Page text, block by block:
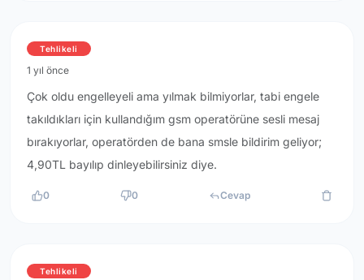
Tehlikeli
1 yıl önce
Çok oldu engelleyeli ama yılmak bilmiyorlar, tabi engele
takıldıkları için kullandığım gsm operatörüne sesli mesaj
bırakıyorlar, operatörden de bana smsle bildirim geliyor;
4,90TL bayılıp dinleyebilirsiniz diye.
0 0 Cevap
Tehlikeli